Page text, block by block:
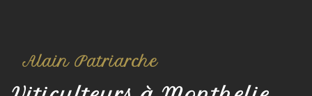
Alain Patriarche